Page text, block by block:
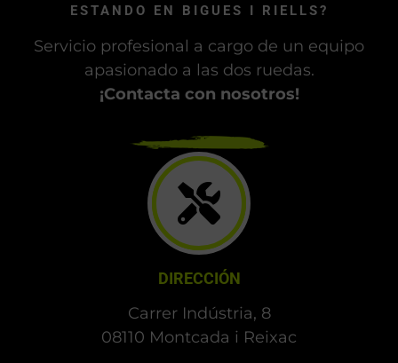
ESTANDO EN BIGUES I RIELLS?
Servicio profesional a cargo de un equipo
apasionado a las dos ruedas.
¡Contacta con nosotros!
DIRECCIÓN
Carrer Indústria, 8
08110 Montcada i Reixac